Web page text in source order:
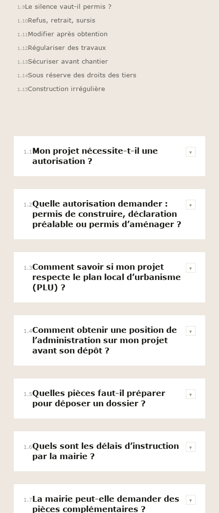
1.9Le silence vaut-il permis ?
1.10Refus, retrait, sursis
1.11Modifier après obtention
1.12Régulariser des travaux
1.13Sécuriser avant chantier
1.14Sous réserve des droits des tiers
1.15Construction irrégulière
1.1 Mon projet nécessite-t-il une
autorisation ?
▾
1.2Quelle autorisation demander :
permis de construire, déclaration
préalable ou permis d’aménager ?
▾
1.3Comment savoir si mon projet
respecte le plan local d’urbanisme
(PLU) ?
▾
1.4Comment obtenir une position de
l’administration sur mon projet
avant son dépôt ?
▾
1.5Quelles pièces faut-il préparer
pour déposer un dossier ?
▾
1.6Quels sont les délais d’instruction
par la mairie ?
▾
1.7La mairie peut-elle demander des
pièces complémentaires ?
▾